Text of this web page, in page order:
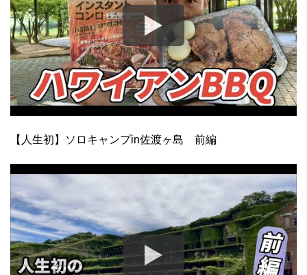
【人生初】ソロキャンプin佐渡ヶ島 前編